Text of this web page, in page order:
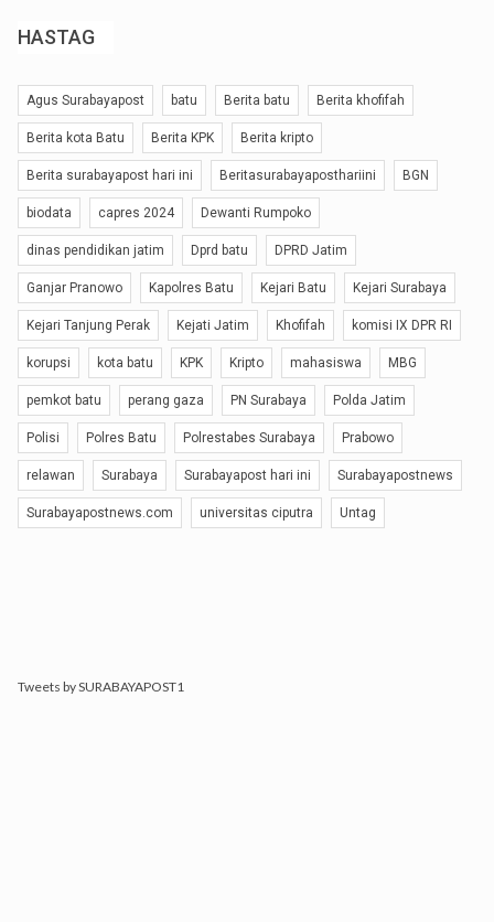
HASTAG
Agus Surabayapost batu Berita batu Berita khofifah
Berita kota Batu Berita KPK Berita kripto
Berita surabayapost hari ini Beritasurabayaposthariini BGN
biodata capres 2024 Dewanti Rumpoko
dinas pendidikan jatim Dprd batu DPRD Jatim
Ganjar Pranowo Kapolres Batu Kejari Batu Kejari Surabaya
Kejari Tanjung Perak Kejati Jatim Khofifah komisi IX DPR RI
korupsi kota batu KPK Kripto mahasiswa MBG
pemkot batu perang gaza PN Surabaya Polda Jatim
Polisi Polres Batu Polrestabes Surabaya Prabowo
relawan Surabaya Surabayapost hari ini Surabayapostnews
Surabayapostnews.com universitas ciputra Untag
Tweets by SURABAYAPOST1